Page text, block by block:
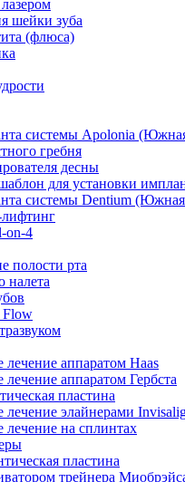
шейки зуба
(флюса)
системы Apolonia
гребня
десны
для установки
системы Dentium
on-4
полости рта
налета
Flow
лечение аппаратом Haas
лечение аппаратом Гербста
пластина
лечение элайнерами
лечение на сплинтах
пластина
трейнера